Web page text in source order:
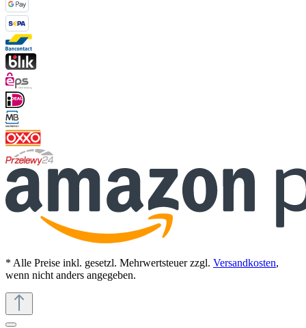
* Alle Preise inkl. gesetzl. Mehrwertsteuer zzgl. Versandkosten,
wenn nicht anders angegeben.